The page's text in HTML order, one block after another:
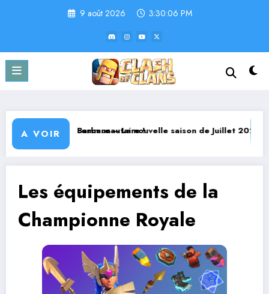
9 août 2026 3:30:06 PM
A VOIR !
Barbare – La nouvelle saison de Juillet 2026 Cheval Bâton
Les équipements de la
Championne Royale